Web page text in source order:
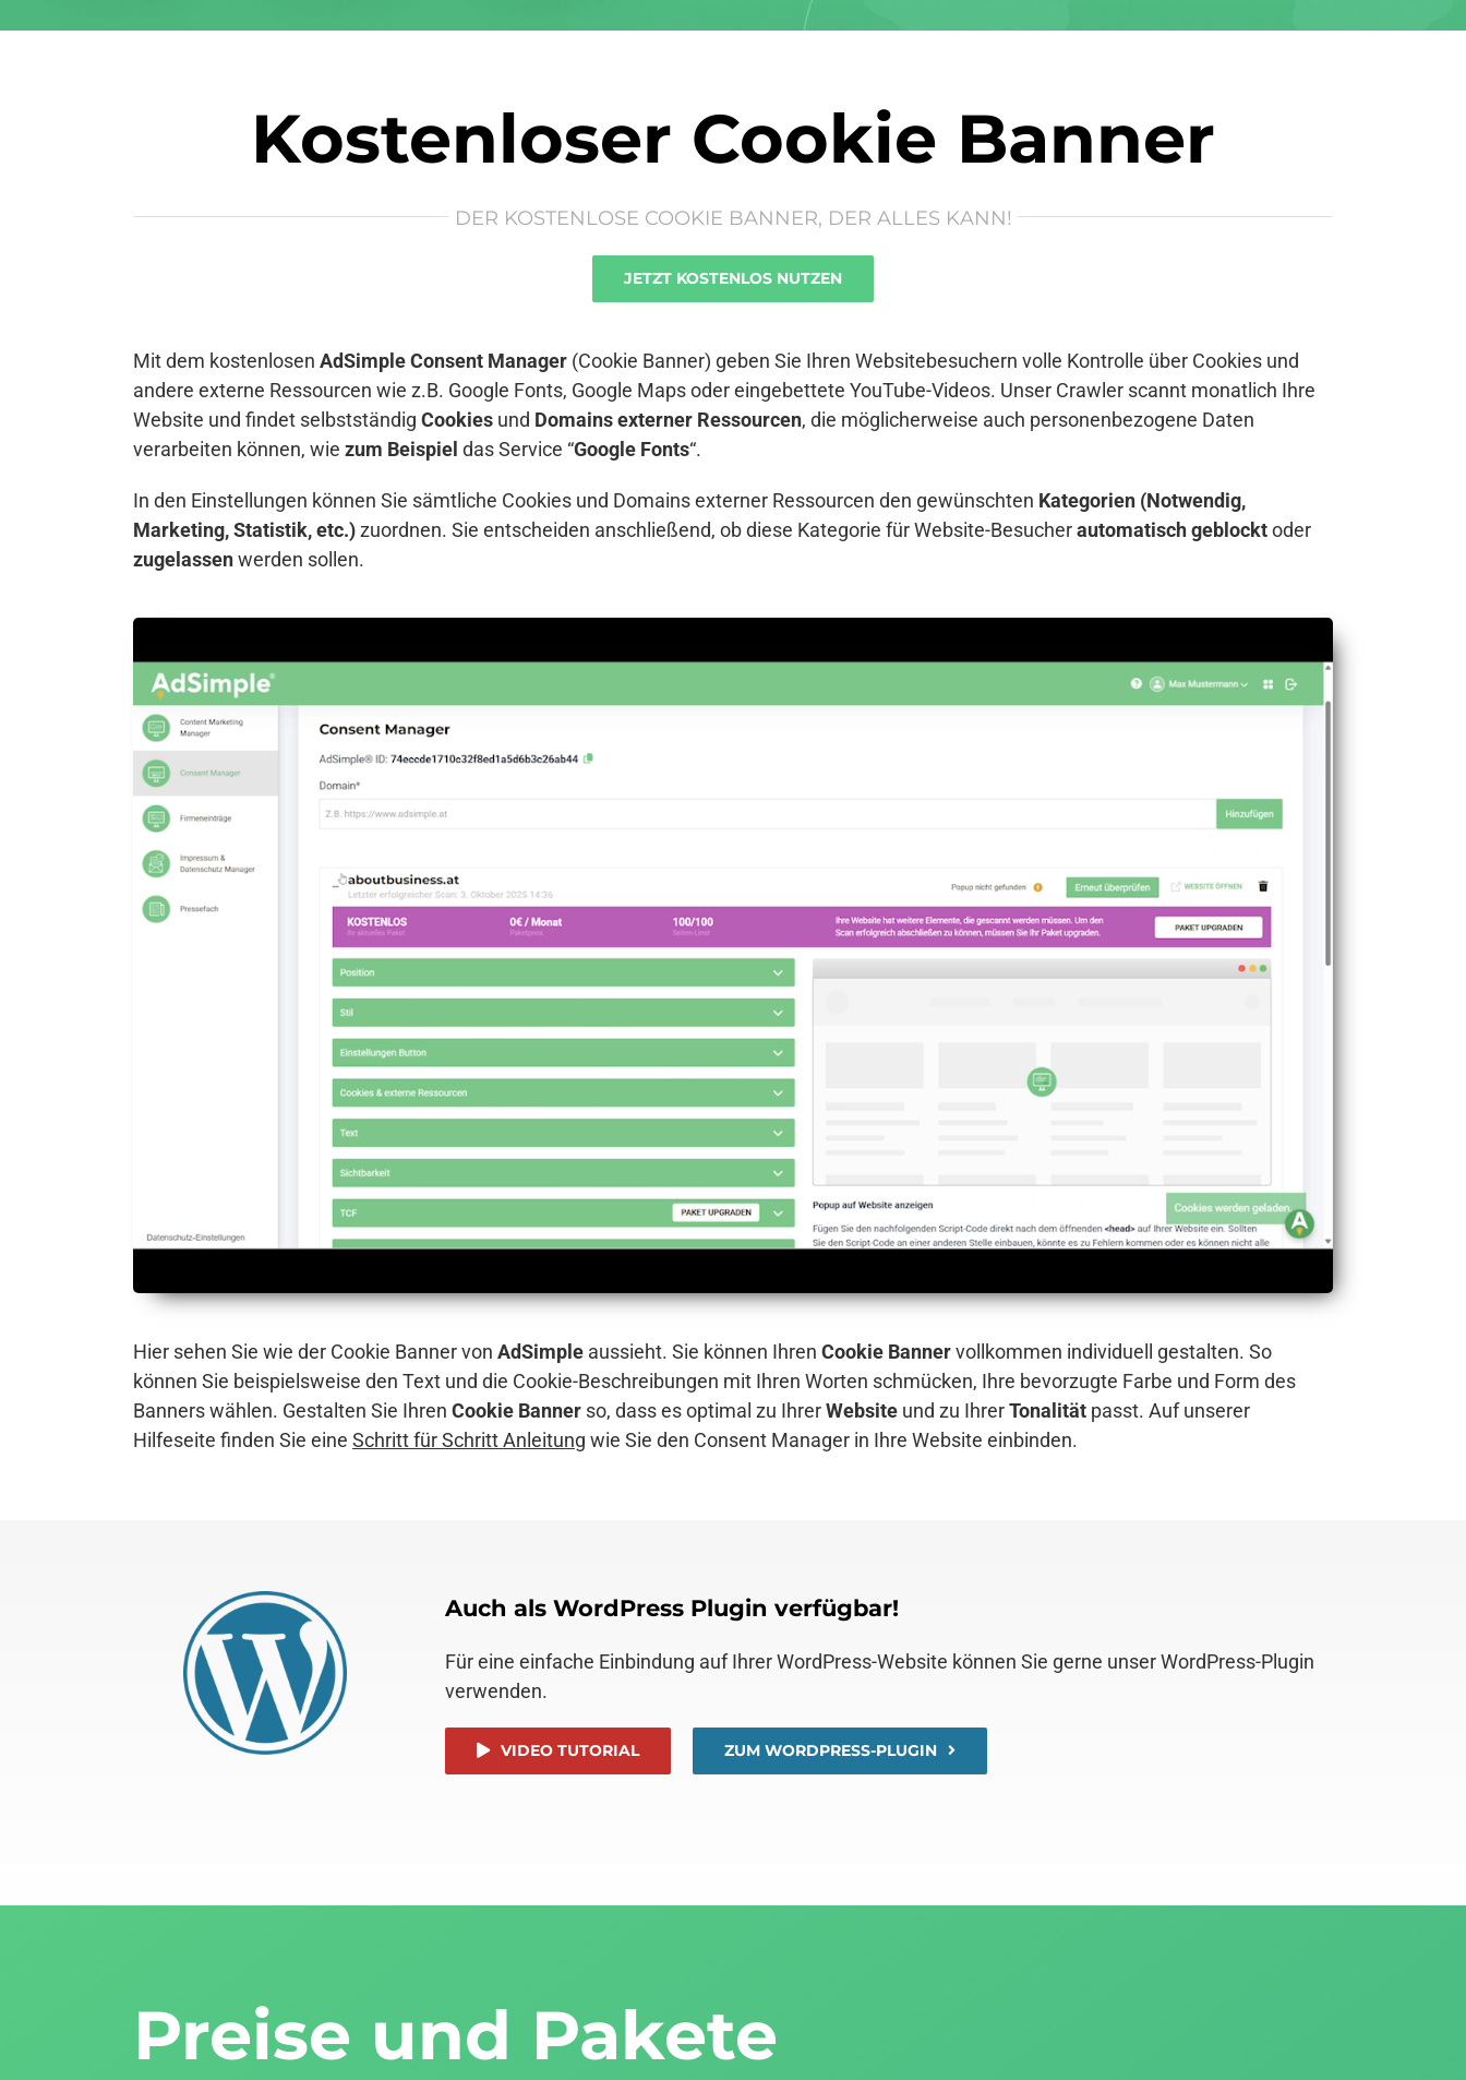
Kostenloser Cookie Banner
DER KOSTENLOSE COOKIE BANNER, DER ALLES KANN!
JETZT KOSTENLOS NUTZEN
Mit dem kostenlosen AdSimple Consent Manager (Cookie Banner) geben Sie Ihren Websitebesuchern volle Kontrolle über Cookies und
andere externe Ressourcen wie z.B. Google Fonts, Google Maps oder eingebettete YouTube-Videos. Unser Crawler scannt monatlich Ihre
Website und findet selbstständig Cookies und Domains externer Ressourcen, die möglicherweise auch personenbezogene Daten
verarbeiten können, wie zum Beispiel das Service “Google Fonts“.
In den Einstellungen können Sie sämtliche Cookies und Domains externer Ressourcen den gewünschten Kategorien (Notwendig,
Marketing, Statistik, etc.)zuordnen. Sie entscheiden anschließend, ob diese Kategorie für Website-Besucherautomatisch geblocktoder
zugelassenwerden sollen.
Hier sehen Sie wie der Cookie Banner von AdSimple aussieht. Sie können Ihren Cookie Bannervollkommen individuell gestalten. So
können Sie beispielsweise den Text und die Cookie-Beschreibungen mit Ihren Worten schmücken, Ihre bevorzugte Farbe und Form des
Banners wählen. Gestalten Sie Ihren Cookie Banner so, dass es optimal zu IhrerWebsite und zu IhrerTonalität passt. Auf unserer
Hilfeseite finden Sie eine Schritt für Schritt Anleitung wie Sie den Consent Manager in Ihre Website einbinden.
Auch als WordPress Plugin verfügbar!
Für eine einfache Einbindung auf Ihrer WordPress-Website können Sie gerne unser WordPress-Plugin
verwenden.
VIDEO TUTORIAL ZUM WORDPRESS-PLUGIN
Preise und Pakete